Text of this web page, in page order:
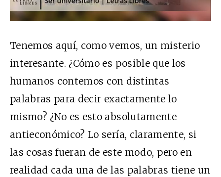
Tenemos aquí, como vemos, un misterio
interesante. ¿Cómo es posible que los
humanos contemos con distintas
palabras para decir exactamente lo
mismo? ¿No es esto absolutamente
antieconómico? Lo sería, claramente, si
las cosas fueran de este modo, pero en
realidad cada una de las palabras tiene un